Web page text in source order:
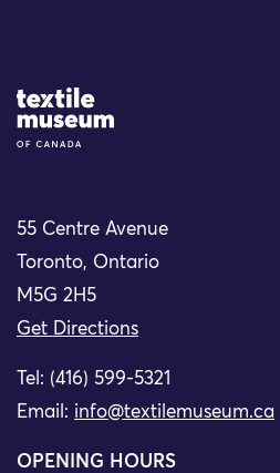
Site Logo
55 Centre Avenue
Toronto, Ontario
M5G 2H5
Get Directions
Tel: (416) 599-5321
Email: info@textilemuseum.ca
OPENING HOURS